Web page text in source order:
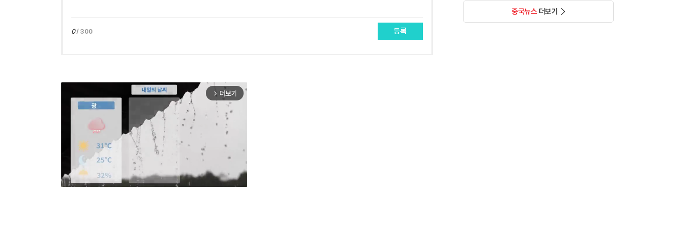
0/ 300 등록
arrow_forward_ios 더보기
중국뉴스더보기